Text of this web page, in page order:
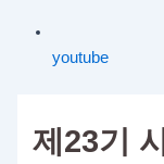
youtube
제23기